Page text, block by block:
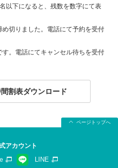
以下になると、残数を数字にて表
め切りました。電話にて予約を受付
す。電話にてキャンセル待ちを受付
割表ダウンロード
ページトップへ
アカウント
LINE